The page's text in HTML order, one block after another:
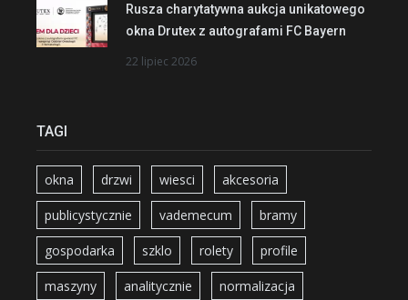
Rusza charytatywna aukcja unikatowego
okna Drutex z autografami FC Bayern
22 lipiec 2026
TAGI
okna drzwi wiesci akcesoria
publicystycznie vademecum bramy
gospodarka szklo rolety profile
maszyny analitycznie normalizacja